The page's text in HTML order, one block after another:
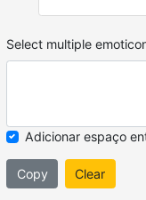
Select multiple
Adicionar espaço
Copy Clear